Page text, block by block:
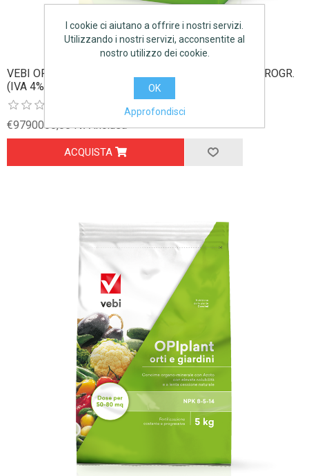
VEBI OROCOTE AGRUMI 1KG CONCIME CESSIONE PROGR.
(IVA 4%)
€9790000,00 IVA inclusa
ACQUISTA
I cookie ci aiutano a offrire i nostri servizi.
Utilizzando i nostri servizi, acconsentite al
nostro utilizzo dei cookie.
OK
Approfondisci